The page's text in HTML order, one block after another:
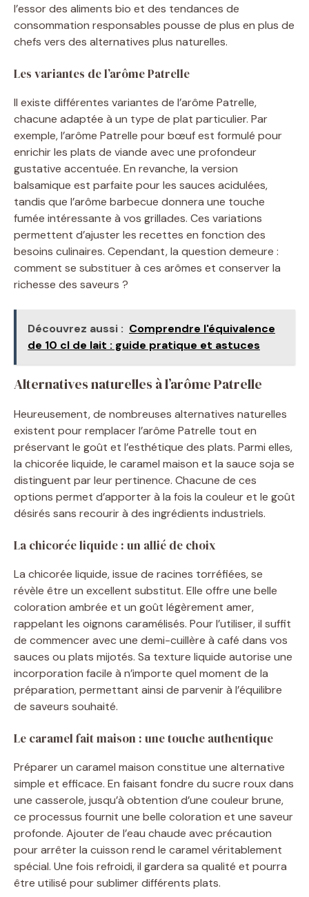
l’essor des aliments bio et des tendances de
consommation responsables pousse de plus en plus de
chefs vers des alternatives plus naturelles.
Les variantes de l’arôme Patrelle
Il existe différentes variantes de l’arôme Patrelle,
chacune adaptée à un type de plat particulier. Par
exemple, l’arôme Patrelle pour bœuf est formulé pour
enrichir les plats de viande avec une profondeur
gustative accentuée. En revanche, la version
balsamique est parfaite pour les sauces acidulées,
tandis que l’arôme barbecue donnera une touche
fumée intéressante à vos grillades. Ces variations
permettent d’ajuster les recettes en fonction des
besoins culinaires. Cependant, la question demeure :
comment se substituer à ces arômes et conserver la
richesse des saveurs ?
Découvrez aussi : Comprendre l'équivalence
de 10 cl de lait : guide pratique et astuces
Alternatives naturelles à l’arôme Patrelle
Heureusement, de nombreuses alternatives naturelles
existent pour remplacer l’arôme Patrelle tout en
préservant le goût et l’esthétique des plats. Parmi elles,
la chicorée liquide, le caramel maison et la sauce soja se
distinguent par leur pertinence. Chacune de ces
options permet d’apporter à la fois la couleur et le goût
désirés sans recourir à des ingrédients industriels.
La chicorée liquide : un allié de choix
La chicorée liquide, issue de racines torréfiées, se
révèle être un excellent substitut. Elle offre une belle
coloration ambrée et un goût légèrement amer,
rappelant les oignons caramélisés. Pour l’utiliser, il suffit
de commencer avec une demi-cuillère à café dans vos
sauces ou plats mijotés. Sa texture liquide autorise une
incorporation facile à n’importe quel moment de la
préparation, permettant ainsi de parvenir à l’équilibre
de saveurs souhaité.
Le caramel fait maison : une touche authentique
Préparer un caramel maison constitue une alternative
simple et efficace. En faisant fondre du sucre roux dans
une casserole, jusqu’à obtention d’une couleur brune,
ce processus fournit une belle coloration et une saveur
profonde. Ajouter de l’eau chaude avec précaution
pour arrêter la cuisson rend le caramel véritablement
spécial. Une fois refroidi, il gardera sa qualité et pourra
être utilisé pour sublimer différents plats.